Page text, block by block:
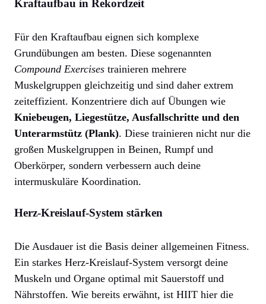
Kraftaufbau in Rekordzeit
Für den Kraftaufbau eignen sich komplexe
Grundübungen am besten. Diese sogenannten
Compound Exercises trainieren mehrere
Muskelgruppen gleichzeitig und sind daher extrem
zeiteffizient. Konzentriere dich auf Übungen wie
Kniebeugen, Liegestütze, Ausfallschritte und den
Unterarmstütz (Plank). Diese trainieren nicht nur die
großen Muskelgruppen in Beinen, Rumpf und
Oberkörper, sondern verbessern auch deine
intermuskuläre Koordination.
Herz-Kreislauf-System stärken
Die Ausdauer ist die Basis deiner allgemeinen Fitness.
Ein starkes Herz-Kreislauf-System versorgt deine
Muskeln und Organe optimal mit Sauerstoff und
Nährstoffen. Wie bereits erwähnt, ist HIIT hier die